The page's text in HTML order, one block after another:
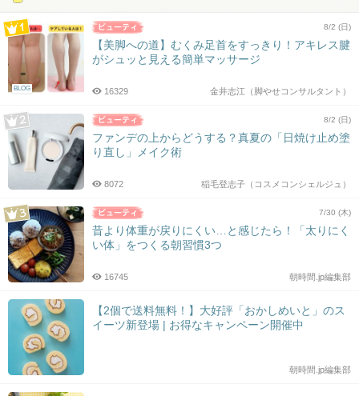
BLOG
8/2 (日)
【美脚への道】むくみ足首をすっきり！アキレス腱
がシュッと見える簡単マッサージ
金井志江（脚やせコンサルタント）
16329
8/2 (日)
ファンデの上からどうする？真夏の「日焼け止め塗
り直し」メイク術
稲毛登志子（コスメコンシェルジュ）
8072
7/30 (木)
昔より体重が戻りにくい…と感じたら！「太りにく
い体」をつくる朝習慣3つ
朝時間.jp編集部
16745
【2個で送料無料！】大好評「おかしめいと」のス
イーツ新登場 | お得なキャンペーン開催中
朝時間.jp編集部